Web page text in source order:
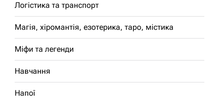
Логістика та транспорт
Магія, хіромантія, езотерика, таро, містика
Міфи та легенди
Навчання
Напої